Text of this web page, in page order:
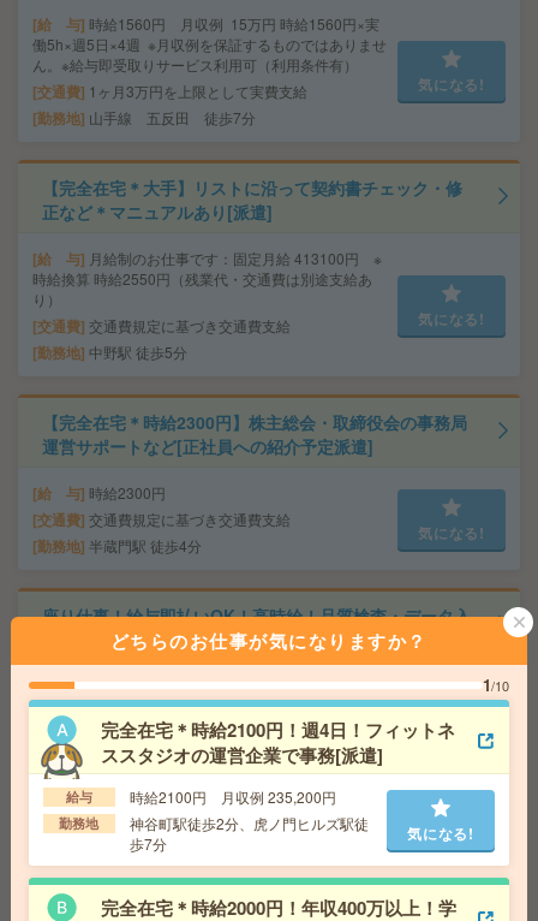
給 与 時給1560円 月収例 15万円 時給1560円×実
働5h×週5日×4週 ※月収例を保証するものではありませ
ん。※給与即受取りサービス利用可（利用条件有）
交通費 1ヶ月3万円を上限として実費支給
勤務地 山手線 五反田 徒歩7分
気になる!
【完全在宅＊大手】リストに沿って契約書チェック・修
正など＊マニュアルあり[派遣]
給 与 月給制のお仕事です：固定月給 413100円 ※
時給換算 時給2550円（残業代・交通費は別途支給あ
り）
交通費 交通費規定に基づき交通費支給
勤務地 中野駅 徒歩5分
気になる!
【完全在宅＊時給2300円】株主総会・取締役会の事務局
運営サポートなど[正社員への紹介予定派遣]
給 与 時給2300円
交通費 交通費規定に基づき交通費支給
勤務地 半蔵門駅 徒歩4分
気になる!
座り仕事！給与即払いOK！高時給！品質検査・データ入
給 与 時給1800円
交通費 交通費支給有り
勤務地
みどりの駅～徒歩20分 ※車通勤・バイク通
勤OK
気になる!
【正社員前提】年収例613万円！完全在宅！時給2200
円！門前仲町で一般事務[正社員への紹介予定派遣]
給 与
時給2200円 月収例 36万円 時給2200円×実
どちらのお仕事が気になりますか？
1/10
完全在宅＊時給2100円！週4日！フィットネ
ススタジオの運営企業で事務[派遣]
給与 時給2100円 月収例 235,200円
勤務地
神谷町駅徒歩2分、虎ノ門ヒルズ駅徒
歩7分
気になる!
完全在宅＊時給2000円！年収400万以上！学